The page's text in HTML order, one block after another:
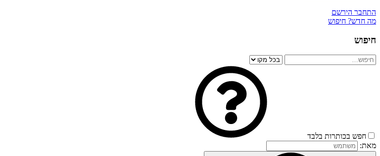
התחבר הירשם
מה חדש? חיפוש
חיפוש
חפש בכותרות בלבד
מאת: